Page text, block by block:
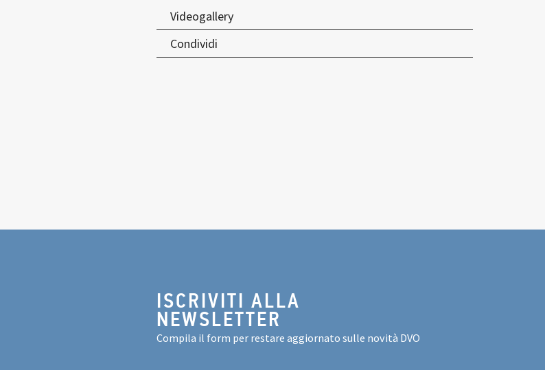
Videogallery
Condividi
ISCRIVITI ALLA
NEWSLETTER
Compila il form per restare aggiornato sulle novità DVO